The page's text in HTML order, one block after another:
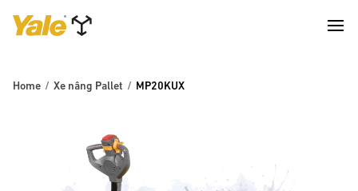
Home Xe nâng Pallet MP20KUX